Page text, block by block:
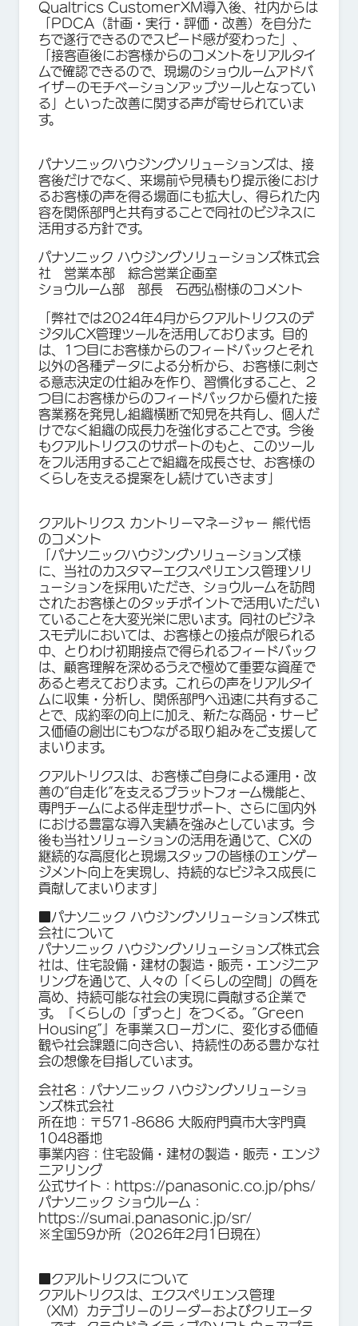
Qualtrics CustomerXM導入後、社内からは
「PDCA（計画・実行・評価・改善）を自分た
ちで遂行できるのでスピード感が変わった」、
「接客直後にお客様からのコメントをリアルタイ
ムで確認できるので、現場のショウルームアドバ
イザーのモチベーションアップツールとなってい
る」といった改善に関する声が寄せられていま
す。
パナソニックハウジングソリューションズは、接
客後だけでなく、来場前や見積もり提示後におけ
るお客様の声を得る場面にも拡大し、得られた内
容を関係部門と共有することで同社のビジネスに
活用する方針です。
パナソニック ハウジングソリューションズ株式会
社 営業本部 綜合営業企画室
ショウルーム部 部長 石西弘樹様のコメント
「弊社では2024年4月からクアルトリクスのデ
ジタルCX管理ツールを活用しております。目的
は、1つ目にお客様からのフィードバックとそれ
以外の各種データによる分析から、お客様に刺さ
る意志決定の仕組みを作り、習慣化すること、２
つ目にお客様からのフィードバックから優れた接
客業務を発見し組織横断で知見を共有し、個人だ
けでなく組織の成長力を強化することです。今後
もクアルトリクスのサポートのもと、このツール
をフル活用することで組織を成長させ、お客様の
くらしを支える提案をし続けていきます」
クアルトリクス カントリーマネージャー 熊代悟
のコメント
「パナソニックハウジングソリューションズ様
に、当社のカスタマーエクスペリエンス管理ソリ
ューションを採用いただき、ショウルームを訪問
されたお客様とのタッチポイントで活用いただい
ていることを大変光栄に思います。同社のビジネ
スモデルにおいては、お客様との接点が限られる
中、とりわけ初期接点で得られるフィードバック
は、顧客理解を深めるうえで極めて重要な資産で
あると考えております。これらの声をリアルタイ
ムに収集・分析し、関係部門へ迅速に共有するこ
とで、成約率の向上に加え、新たな商品・サービ
ス価値の創出にもつながる取り組みをご支援して
まいります。
クアルトリクスは、お客様ご自身による運用・改
善の“自走化”を支えるプラットフォーム機能と、
専門チームによる伴走型サポート、さらに国内外
における豊富な導入実績を強みとしています。今
後も当社ソリューションの活用を通じて、CXの
継続的な高度化と現場スタッフの皆様のエンゲー
ジメント向上を実現し、持続的なビジネス成長に
貢献してまいります」
■パナソニック ハウジングソリューションズ株式
会社について
パナソニック ハウジングソリューションズ株式会
社は、住宅設備・建材の製造・販売・エンジニア
リングを通じて、人々の「くらしの空間」の質を
高め、持続可能な社会の実現に貢献する企業で
す。『くらしの「ずっと」をつくる。”Green
Housing”』を事業スローガンに、変化する価値
観や社会課題に向き合い、持続性のある豊かな社
会の想像を目指しています。
会社名：パナソニック ハウジングソリューショ
ンズ株式会社
所在地：〒571-8686 大阪府門真市大字門真
1048番地
事業内容：住宅設備・建材の製造・販売・エンジ
ニアリング
公式サイト：https://panasonic.co.jp/phs/
パナソニック ショウルーム：
https://sumai.panasonic.jp/sr/
※全国59か所（2026年2月1日現在）
■クアルトリクスについて
クアルトリクスは、エクスペリエンス管理
（XM）カテゴリーのリーダーおよびクリエータ